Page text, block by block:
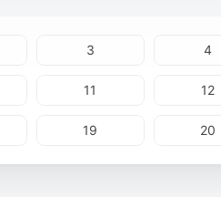
3 4
11 12
19 20